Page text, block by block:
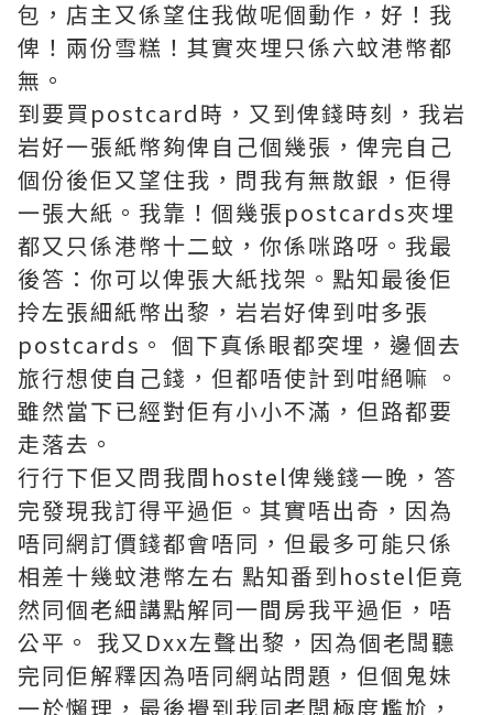
包，店主又係望住我做呢個動作，好！我
俾！兩份雪糕！其實夾埋只係六蚊港幣都
無。
到要買postcard時，又到俾錢時刻，我岩
岩好一張紙幣夠俾自己個幾張，俾完自己
個份後佢又望住我，問我有無散銀，佢得
一張大紙。我靠！個幾張postcards夾埋
都又只係港幣十二蚊，你係咪路呀。我最
後答：你可以俾張大紙找架。點知最後佢
拎左張細紙幣出黎，岩岩好俾到咁多張
postcards。 個下真係眼都突埋，邊個去
旅行想使自己錢，但都唔使計到咁絕嘛 。
雖然當下已經對佢有小小不滿，但路都要
走落去。
行行下佢又問我間hostel俾幾錢一晚，答
完發現我訂得平過佢。其實唔出奇，因為
唔同網訂價錢都會唔同，但最多可能只係
相差十幾蚊港幣左右 點知番到hostel佢竟
然同個老細講點解同一間房我平過佢，唔
公平。 我又Dxx左聲出黎，因為個老闆聽
完同佢解釋因為唔同網站問題，但個鬼妹
一於懶理，最後攪到我同老闆極度尷尬，